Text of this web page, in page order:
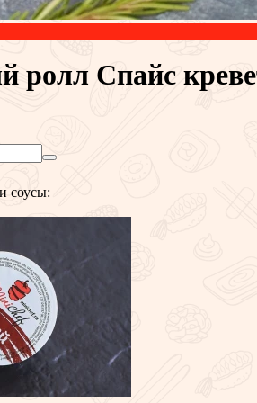
ролл Спайс
соусы: